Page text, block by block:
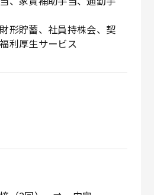
貯蓄、社員持株会、契
利厚生サービス